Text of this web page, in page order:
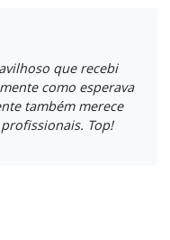
que recebi
como esperava
também merece
Top!